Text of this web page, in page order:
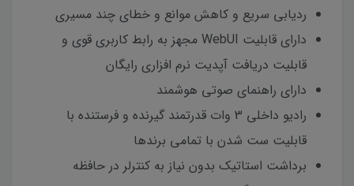
ردیابی سریع و کاهش موانع و خطای چند مسیری
دارای قابلیت WebUI مجهز به رابط کاربری قوی و
قابلیت دریافت آپدیت نرم افزاری رایگان
دارای راهنمای صوتی هوشمند
رادیو داخلی 3 وات قدرتمند گیرنده و فرستنده با
قابلیت ست شدن با تمامی برندها
برداشت استاتیک بدون نیاز به کنترلر در حافظه